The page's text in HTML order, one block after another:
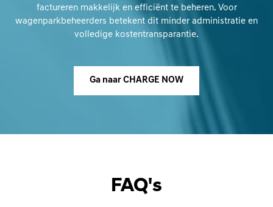
factureren makkelijk en efficiënt te beheren. Voor
wagenparkbeheerders betekent dit minder administratie en
volledige kostentransparantie.
Ga naar CHARGE NOW
FAQ's